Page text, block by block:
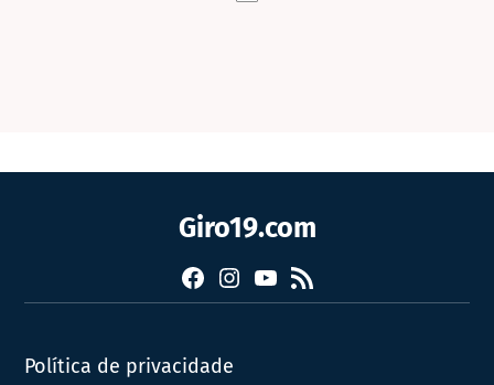
Giro19.com
FacebookInstagram
YouTube
RSS
Política de privacidade